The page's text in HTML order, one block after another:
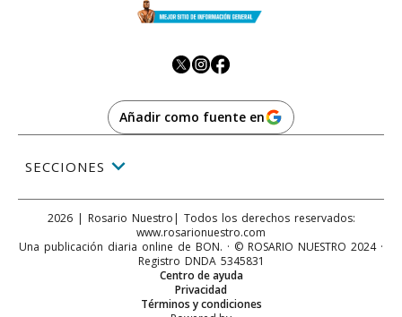
Añadir como fuente en
SECCIONES
2026| Rosario Nuestro | Todos los derechos reservados:
www.rosarionuestro.com
Una publicación diaria online de BON. · © ROSARIO NUESTRO 2024 ·
Registro DNDA 5345831
Términos y condiciones
Privacidad
Centro de ayuda